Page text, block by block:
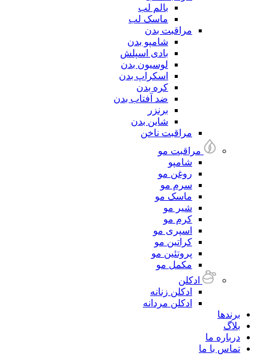
بالم لب
ماسک لب
مراقبت بدن
شامپو بدن
بادی اسپلش
لوسیون بدن
اسکراپ بدن
کره بدن
ضد آفتاب بدن
برنزر
شاین بدن
مراقبت ناخن
مراقبت مو
شامپو
روغن مو
سرم مو
ماسک مو
شیر مو
کرم مو
اسپری مو
کراتین مو
پروتئین مو
مکمل مو
ادکلن
ادکلن زنانه
ادکلن مردانه
برندها
بلاگ
درباره ما
تماس با ما